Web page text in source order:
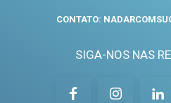
CONTATO:
SIGA-NOS NAS